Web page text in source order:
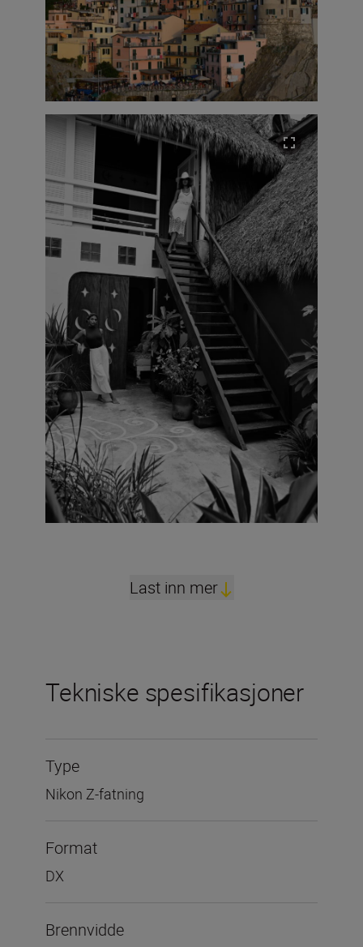
Last inn mer
Tekniske spesifikasjoner
Type
Nikon Z-fatning
Format
DX
Brennvidde